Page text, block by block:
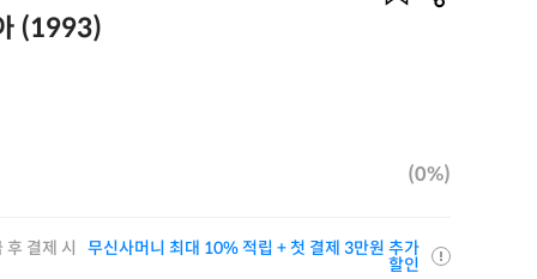
(1993)
(0%)
후 결제 시 무신사머니 최대 10% 적립 + 첫 결제 3만원 추가
할인